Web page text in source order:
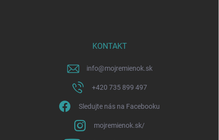
KONTAKT
info@mojremienok.sk
+420 735 899 497
Sledujte nás na Facebooku
mojremienok.sk/